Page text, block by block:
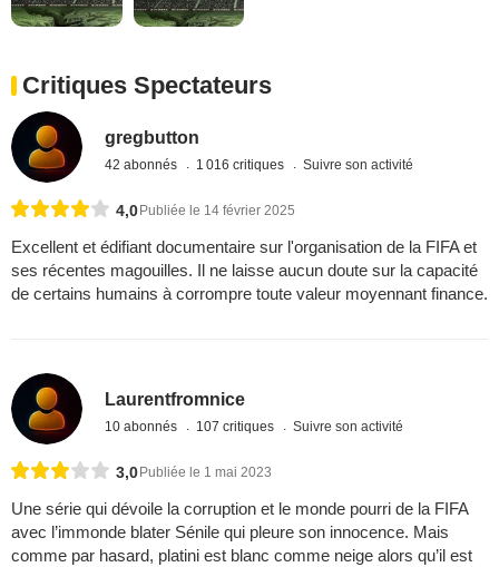
Critiques Spectateurs
gregbutton
42 abonnés 1 016 critiques Suivre son activité
4,0 Publiée le 14 février 2025
Excellent et édifiant documentaire sur l'organisation de la FIFA et
ses récentes magouilles. Il ne laisse aucun doute sur la capacité
de certains humains à corrompre toute valeur moyennant finance.
Laurentfromnice
10 abonnés 107 critiques Suivre son activité
3,0 Publiée le 1 mai 2023
Une série qui dévoile la corruption et le monde pourri de la FIFA
avec l’immonde blater Sénile qui pleure son innocence. Mais
comme par hasard, platini est blanc comme neige alors qu’il est